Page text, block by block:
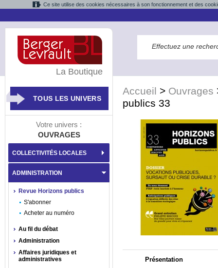
Ce site utilise des cookies nécessaires à son fonctionnement et des
Accueil > Ouvrages
publics 33
Présentation
La Boutique
TOUS LES UNIVERS
Votre univers :
OUVRAGES
COLLECTIVITÉS LOCALES
ADMINISTRATION
Revue Horizons publics
S'abonner
Acheter au numéro
Au fil du débat
Administration
Affaires juridiques et
administratives